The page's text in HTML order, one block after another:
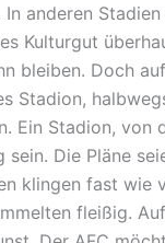
anderen
Kulturgut
bleiben. Doch
Stadion,
Ein Stadion, von
Die Pläne
klingen fast
fleißig.